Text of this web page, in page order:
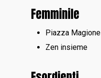
Femminile
Piazza Magione
Zen insieme